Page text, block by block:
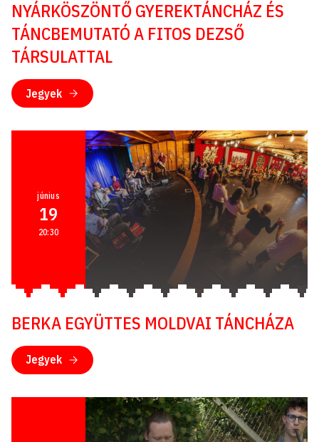
NYÁRKÖSZÖNTŐ GYEREKTÁNCHÁZ ÉS
TÁNCBEMUTATÓ A FITOS DEZSŐ
TÁRSULATTAL
Jegyek
június
19
20:30
BERKA EGYÜTTES MOLDVAI TÁNCHÁZA
Jegyek